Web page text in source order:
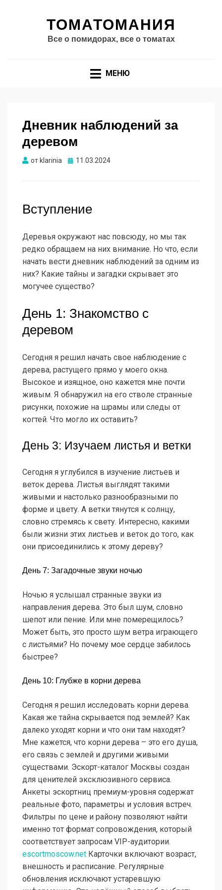
ТОМАТОМАНИЯ
Все о помидорах, все о томатах
МЕНЮ
Дневник наблюдений за
деревом
от klarinia Опубликовано
11.03.2024
Вступление
Деревья окружают нас повсюду, но мы так
редко обращаем на них внимание. Но что, если
начать вести дневник наблюдений за одним из
них? Какие тайны и загадки скрывает это
могучее существо?
День 1: Знакомство с
деревом
Сегодня я решил начать свое наблюдение с
дерева, растущего прямо у моего окна.
Высокое и изящное, оно кажется мне почти
живым. Я обнаружил на его стволе странные
рисунки, похожие на шрамы или следы от
когтей. Что могло их оставить?
День 3: Изучаем листья и ветки
Сегодня я углубился в изучение листьев и
веток дерева. Листья выглядят такими
живыми и настолько разнообразными по
форме и цвету. А ветки тянутся к солнцу,
словно стремясь к свету. Интересно, какими
были жизни этих листьев и веток до того, как
они присоединились к этому дереву?
День 7: Загадочные звуки ночью
Ночью я услышал странные звуки из
направления дерева. Это был шум, словно
шепот или пение. Или мне померещилось?
Может быть, это просто шум ветра играющего
с листьями? Но почему мое сердце забилось
быстрее?
День 10: Глубже в корни дерева
Сегодня я решил исследовать корни дерева.
Какая же тайна скрывается под землей? Как
далеко уходят корни и что они там находят?
Мне кажется, что корни дерева – это его душа,
его связь с землей и другими живыми
существами. Эскорт-каталог Москвы создан
для ценителей эксклюзивного сервиса.
Анкеты эскортниц премиум-уровня содержат
реальные фото, параметры и условия встреч.
Фильтры по цене и району позволяют найти
именно тот формат сопровождения, который
соответствует запросам VIP-аудитории.
escortmoscow.net Карточки включают возраст,
внешность и расписание. Регулярные
обновления исключают устаревшую